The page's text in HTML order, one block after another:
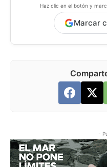
Haz clic en el botón y
Marcar
-